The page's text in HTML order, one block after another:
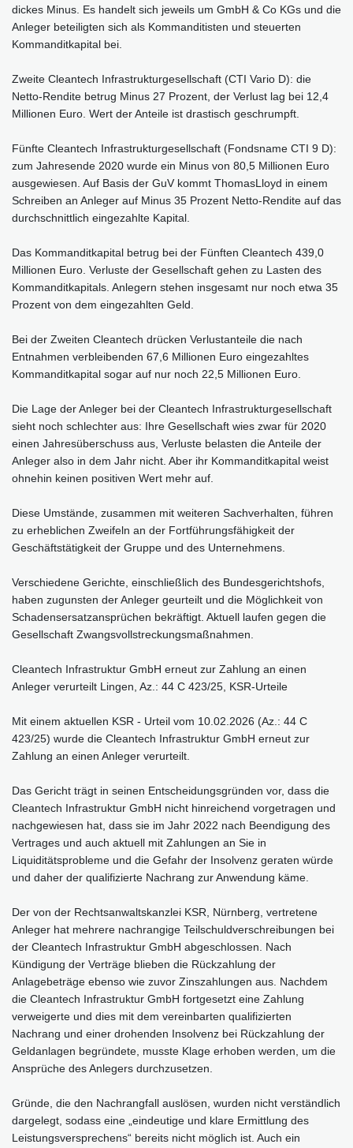
dickes Minus. Es handelt sich jeweils um GmbH & Co KGs und die
Anleger beteiligten sich als Kommanditisten und steuerten
Kommandit­kapital bei.
Zweite Cleantech Infrastrukturgesell­schaft (CTI Vario D): die
Netto-Rendite betrug Minus 27 Prozent, der Verlust lag bei 12,4
Millionen Euro. Wert der Anteile ist drastisch geschrumpft.
Fünfte Cleantech Infrastrukturgesell­schaft (Fonds­name CTI 9 D):
zum Jahres­ende 2020 wurde ein Minus von 80,5 Millionen Euro
ausgewiesen. Auf Basis der GuV kommt ThomasLloyd in einem
Schreiben an Anleger auf Minus 35 Prozent Netto-Rendite auf das
durch­schnitt­lich einge­zahlte Kapital.
Das Kommandit­kapital betrug bei der Fünften Cleantech 439,0
Millionen Euro. Verluste der Gesell­schaft gehen zu Lasten des
Kommandit­kapitals. Anlegern stehen insgesamt nur noch etwa 35
Prozent von dem einge­zahlten Geld.
Bei der Zweiten Cleantech drücken Verlust­anteile die nach
Entnahmen verbleibenden 67,6 Millionen Euro einge­zahltes
Kommandit­kapital sogar auf nur noch 22,5 Millionen Euro.
Die Lage der Anleger bei der Cleantech Infrastrukturgesell­schaft
sieht noch schlechter aus: Ihre Gesell­schaft wies zwar für 2020
einen Jahres­über­schuss aus, Verluste belasten die Anteile der
Anleger also in dem Jahr nicht. Aber ihr Kommandit­kapital weist
ohnehin keinen positiven Wert mehr auf.
Diese Umstände, zusammen mit weiteren Sachverhalten, führen
zu erheblichen Zweifeln an der Fortführungsfähigkeit der
Geschäftstätigkeit der Gruppe und des Unternehmens.
Verschiedene Gerichte, einschließlich des Bundesgerichtshofs,
haben zugunsten der Anleger geurteilt und die Möglichkeit von
Schadensersatzansprüchen bekräftigt. Aktuell laufen gegen die
Gesellschaft Zwangsvollstreckungsmaßnahmen.
Cleantech Infrastruktur GmbH erneut zur Zahlung an einen
Anleger verurteilt Lingen, Az.: 44 C 423/25, KSR-Urteile
Mit einem aktuellen KSR - Urteil vom 10.02.2026 (Az.: 44 C
423/25) wurde die Cleantech Infrastruktur GmbH erneut zur
Zahlung an einen Anleger verurteilt.
Das Gericht trägt in seinen Entscheidungsgründen vor, dass die
Cleantech Infrastruktur GmbH nicht hinreichend vorgetragen und
nachgewiesen hat, dass sie im Jahr 2022 nach Beendigung des
Vertrages und auch aktuell mit Zahlungen an Sie in
Liquiditätsprobleme und die Gefahr der Insolvenz geraten würde
und daher der qualifizierte Nachrang zur Anwendung käme.
Der von der Rechtsanwaltskanzlei KSR, Nürnberg, vertretene
Anleger hat mehrere nachrangige Teilschuldverschreibungen bei
der Cleantech Infrastruktur GmbH abgeschlossen. Nach
Kündigung der Verträge blieben die Rückzahlung der
Anlagebeträge ebenso wie zuvor Zinszahlungen aus. Nachdem
die Cleantech Infrastruktur GmbH fortgesetzt eine Zahlung
verweigerte und dies mit dem vereinbarten qualifizierten
Nachrang und einer drohenden Insolvenz bei Rückzahlung der
Geldanlagen begründete, musste Klage erhoben werden, um die
Ansprüche des Anlegers durchzusetzen.
Gründe, die den Nachrangfall auslösen, wurden nicht verständlich
dargelegt, sodass eine „eindeutige und klare Ermittlung des
Leistungsversprechens“ bereits nicht möglich ist. Auch ein